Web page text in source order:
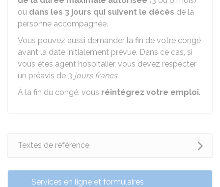
ou dans les 3 jours qui suivent le décès de la
personne accompagnée.
Vous pouvez aussi demander la fin de votre congé
avant la date initialement prévue. Dans ce cas, si
vous êtes agent hospitalier, vous devez respecter
un préavis de 3 jours francs.
À la fin du congé, vous réintégrez votre emploi.
Textes de référence
Services en ligne et formulaires